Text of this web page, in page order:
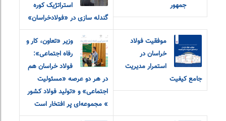
جمهور
استراتژیک کوره
گندله سازی در «فولادخراسان»
موفقیت فولاد
خراسان در
استمرار مدیریت
جامع کیفیت
وزیر «تعاون، کار و
رفاه اجتماعی»:
فولاد خراسان هم
در هر دو‌ عرصه «مسئولیت
اجتماعی» و «تولید فولاد کشور
» مجموعه‌ای پر افتخار است